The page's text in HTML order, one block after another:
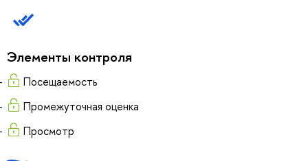
Элементы контроля
Посещаемость
Промежуточная оценка
Просмотр